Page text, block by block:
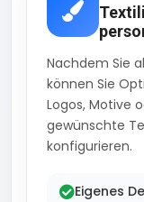
Nachdem Sie
können Sie
Logos, Motive
gewünschte
konfigurieren.
Eigenes